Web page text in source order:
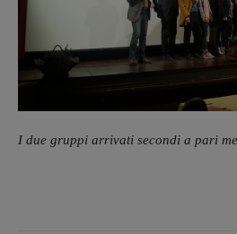
I due gruppi arrivati secondi a pari